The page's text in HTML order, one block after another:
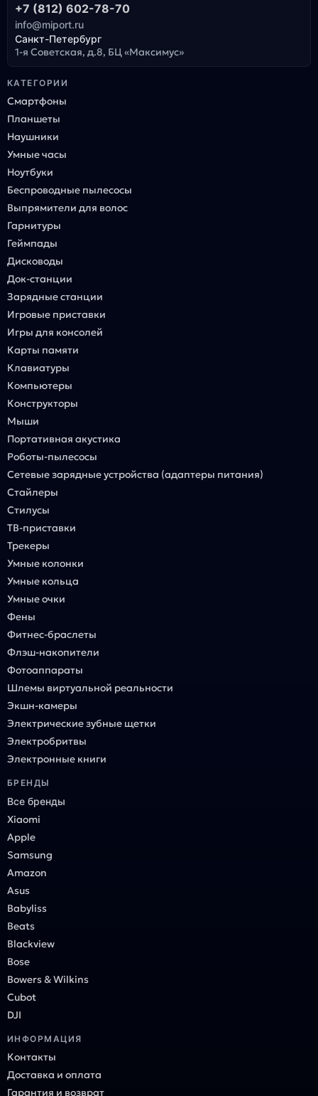
+7 (812) 602-78-70
info@miport.ru
Санкт-Петербург
1-я Советская, д.8, БЦ «Максимус»
КАТЕГОРИИ
Смартфоны
Планшеты
Наушники
Умные часы
Ноутбуки
Беспроводные пылесосы
Выпрямители для волос
Гарнитуры
Геймпады
Дисководы
Док-станции
Зарядные станции
Игровые приставки
Игры для консолей
Карты памяти
Клавиатуры
Компьютеры
Конструкторы
Мыши
Портативная акустика
Роботы-пылесосы
Сетевые зарядные устройства (адаптеры питания)
Стайлеры
Стилусы
ТВ-приставки
Трекеры
Умные колонки
Умные кольца
Умные очки
Фены
Фитнес-браслеты
Флэш-накопители
Фотоаппараты
Шлемы виртуальной реальности
Экшн-камеры
Электрические зубные щетки
Электробритвы
Электронные книги
БРЕНДЫ
Все бренды
Xiaomi
Apple
Samsung
Amazon
Asus
Babyliss
Beats
Blackview
Bose
Bowers & Wilkins
Cubot
DJI
ИНФОРМАЦИЯ
Контакты
Доставка и оплата
Гарантия и возврат